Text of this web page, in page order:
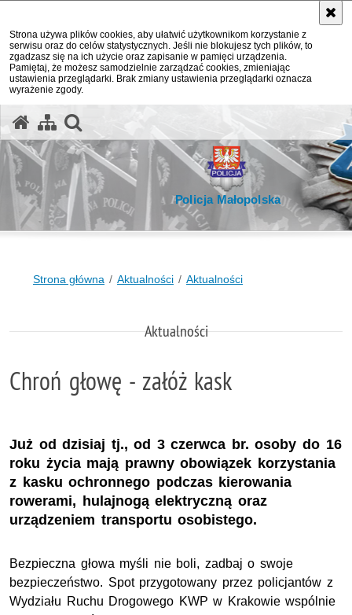
Strona używa plików cookies, aby ułatwić użytkownikom korzystanie z
serwisu oraz do celów statystycznych. Jeśli nie blokujesz tych plików, to
zgadzasz się na ich użycie oraz zapisanie w pamięci urządzenia.
Pamiętaj, że możesz samodzielnie zarządzać cookies, zmieniając
ustawienia przeglądarki. Brak zmiany ustawienia przeglądarki oznacza
wyrażenie zgody.
Policja Małopolska
Strona główna Aktualności Aktualności
Aktualności
Chroń głowę - załóż kask
Już od dzisiaj tj., od 3 czerwca br. osoby do 16
roku życia mają prawny obowiązek korzystania
z kasku ochronnego podczas kierowania
rowerami, hulajnogą elektryczną oraz
urządzeniem transportu osobistego.
Bezpieczna głowa myśli nie boli, zadbaj o swoje
bezpieczeństwo. Spot przygotowany przez policjantów z
Wydziału Ruchu Drogowego KWP w Krakowie wspólnie